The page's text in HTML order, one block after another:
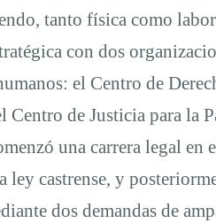
tanto física como
con dos
el Centro de
de Justicia para la
una carrera legal en
castrense, y
dos demandas de